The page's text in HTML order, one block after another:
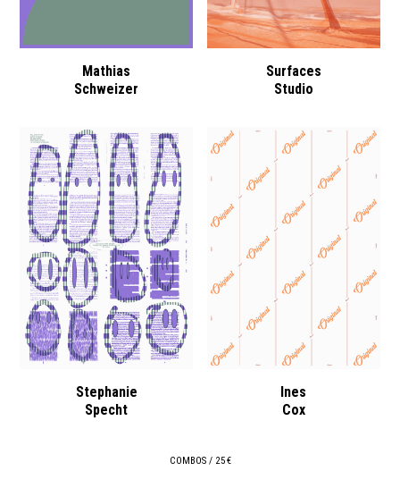
Mathias
Schweizer
Surfaces
Studio
Stephanie
Specht
Ines
Cox
COMBOS / 25 €